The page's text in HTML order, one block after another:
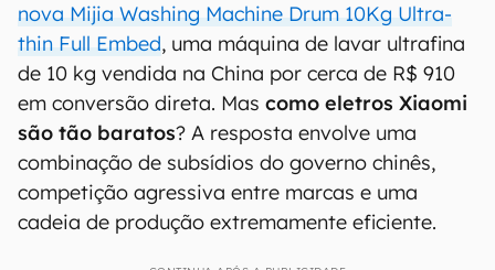
nova Mijia Washing Machine Drum 10Kg Ultra-
thin Full Embed, uma máquina de lavar ultrafina
de 10 kg vendida na China por cerca de R$ 910
em conversão direta. Mas como eletros Xiaomi
são tão baratos? A resposta envolve uma
combinação de subsídios do governo chinês,
competição agressiva entre marcas e uma
cadeia de produção extremamente eficiente.